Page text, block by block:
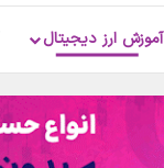
آموزش ارز دیجیتال